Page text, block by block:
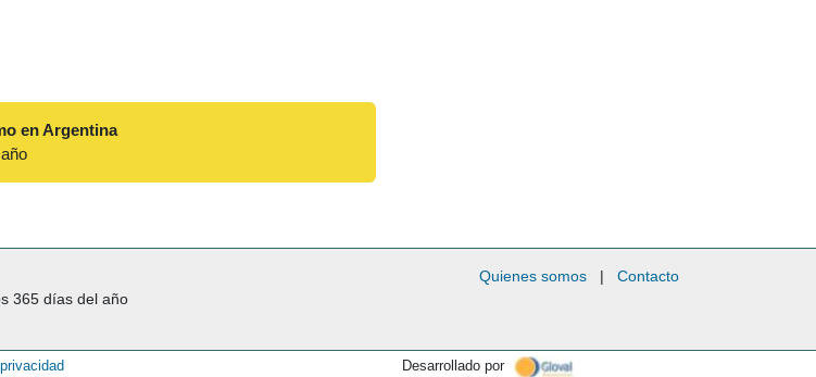
en Argentina
365 días del año
Quienes somos | Contacto
Desarrollado por